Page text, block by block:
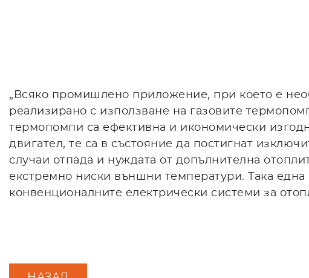
„Всяко промишлено приложение, при което е
реализирано с използване на газовите
термопомпи са ефективна и икономически
двигател, те са в състояние да постигнат
случаи отпада и нуждата от допълнителна
екстремно ниски външни температури. Така една
конвенционалните електрически системи за